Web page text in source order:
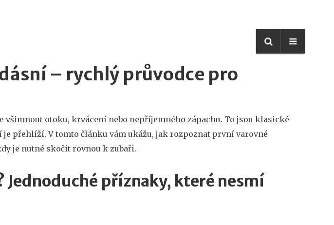
– rychlý průvodce pro
všimnout otoku, krvácení nebo nepříjemného zápachu. To jsou klasické
přehlíží. V tomto článku vám ukážu, jak rozpoznat první varovné
je nutné skočit rovnou k zubaři.
Jednoduché příznaky, které nesmí